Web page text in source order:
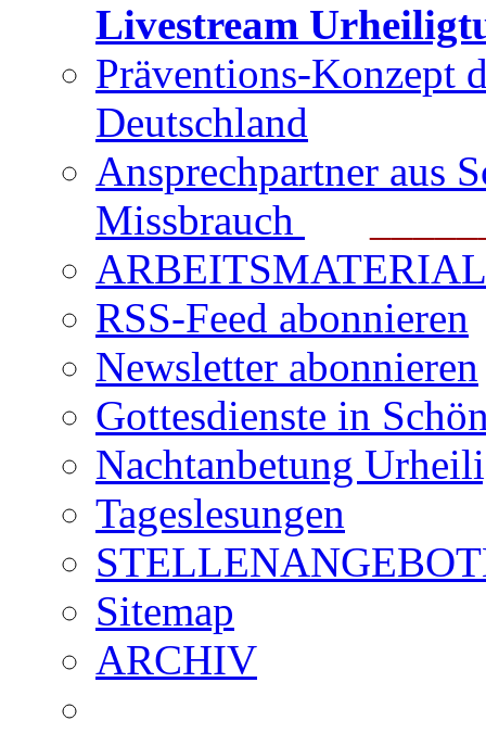
Livestream
Präventions-Konzept
Deutschland
Ansprechpartner aus
Missbrauch
ARBEITSMATERIAL
RSS-Feed abonnieren
Newsletter abonnieren
Gottesdienste in
Nachtanbetung
Tageslesungen
Sitemap
ARCHIV